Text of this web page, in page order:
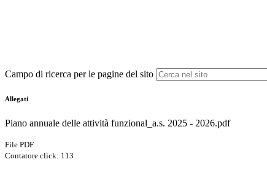
Campo di ricerca per le pagine del sito
Allegati
Piano annuale delle attività funzional_a.s. 2025 - 2026.pdf
File PDF
Contatore click: 113